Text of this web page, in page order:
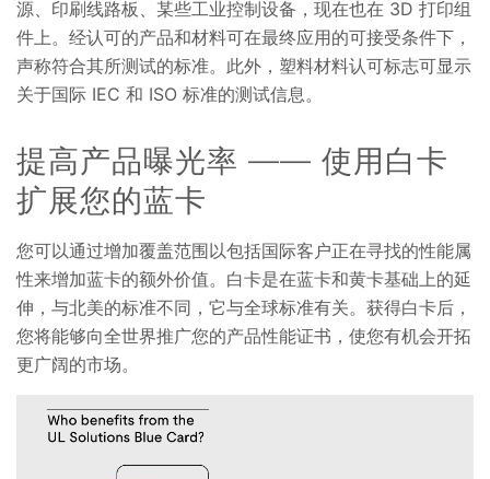
源、印刷线路板、某些工业控制设备，现在也在 3D 打印组
件上。经认可的产品和材料可在最终应用的可接受条件下，
声称符合其所测试的标准。此外，塑料材料认可标志可显示
关于国际 IEC 和 ISO 标准的测试信息。
提高产品曝光率 —— 使用白卡
扩展您的蓝卡
您可以通过增加覆盖范围以包括国际客户正在寻找的性能属
性来增加蓝卡的额外价值。白卡是在蓝卡和黄卡基础上的延
伸，与北美的标准不同，它与全球标准有关。获得白卡后，
您将能够向全世界推广您的产品性能证书，使您有机会开拓
更广阔的市场。